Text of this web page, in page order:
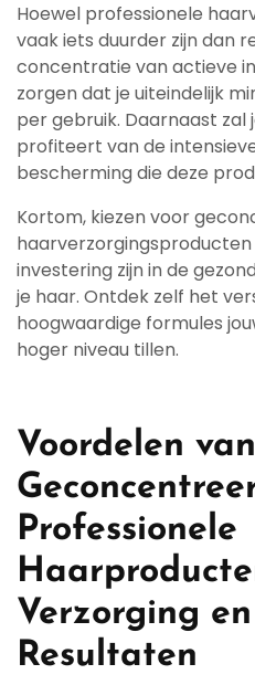
Hoewel professionele
vaak iets duurder zijn dan
concentratie van actieve
zorgen dat je uiteindelijk
per gebruik. Daarnaast
profiteert van de
bescherming die deze
Kortom, kiezen voor
investering zijn in de
je haar. Ontdek zelf het
hoogwaardige formules
hoger niveau tillen.
Voordelen van
Professionele
Verzorging
Resultaten